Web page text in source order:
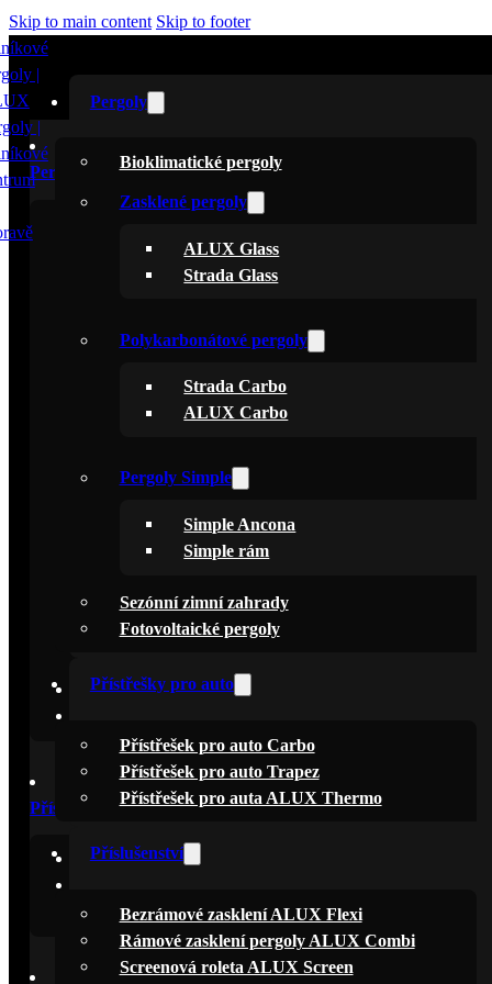
Skip to main content Skip to footer
Pergoly
Bioklimatické pergoly
Zasklené pergoly
ALUX Glass
Strada Glass
Polykarbonátové pergoly
Strada Carbo
ALUX Carbo
Pergoly Simple
Simple Ancona
Simple rám
Sezónní zimní zahrady
Fotovoltaické pergoly
Přístřešky pro auto
Přístřešek pro auto Carbo
Přístřešek pro auto Trapez
Přístřešek pro auta ALUX Thermo
Příslušenství
Bezrámové zasklení ALUX Flexi
Rámové zasklení pergoly ALUX Combi
Screenová roleta ALUX Screen
Pergoly
Zasklené pergoly
Strada Glass
ALUX Carbo
Pergoly Simple
Simple Fix
Simple rám
Sezónní zimní zahrady
Přístřešky pro auto
Přístřešek pro auto Carbo
Přístřešek pro auta ALUX Thermo